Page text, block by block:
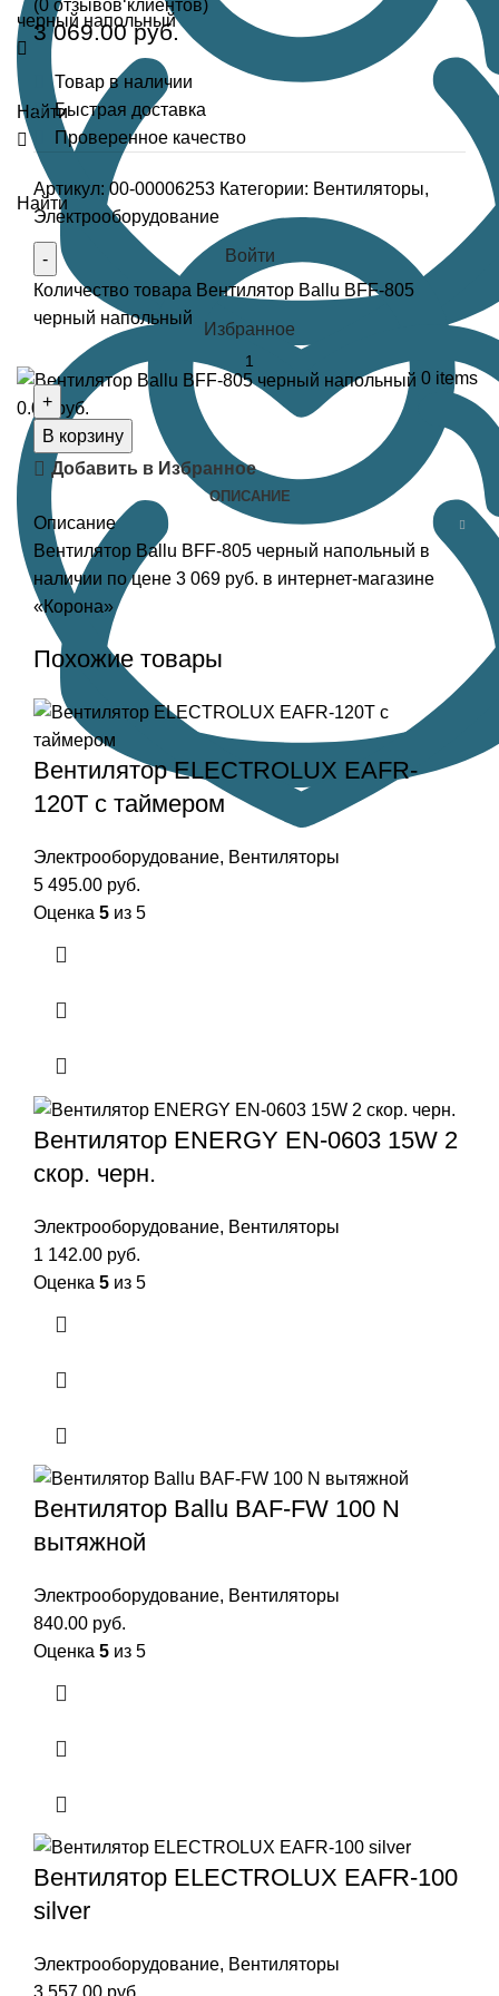
Найти
Найти
Войти
Избранное
0 items
0.00 руб.
(0отзывов клиентов)
3 069.00руб.
Товар в наличии
Быстрая доставка
Проверенное качество
Артикул: 00-00006253 Категории: Вентиляторы,
Электрооборудование
Количество товара Вентилятор Ballu BFF-805
черный напольный
В корзину
Добавить в Избранное
ОПИСАНИЕ
Описание
Вентилятор Ballu BFF-805 черный напольный в
наличии по цене 3 069 руб. в интернет-магазине
«Корона»
Похожие товары
Вентилятор ELECTROLUX EAFR-
120T с таймером
Электрооборудование, Вентиляторы
5 495.00 руб.
Оценка 5 из 5
Вентилятор ENERGY EN-0603 15W 2
скор. черн.
Электрооборудование, Вентиляторы
1 142.00 руб.
Оценка 5 из 5
Вентилятор Ballu BAF-FW 100 N
вытяжной
Электрооборудование, Вентиляторы
840.00 руб.
Оценка 5 из 5
Вентилятор ELECTROLUX EAFR-100
silver
Электрооборудование, Вентиляторы
3 557.00 руб.